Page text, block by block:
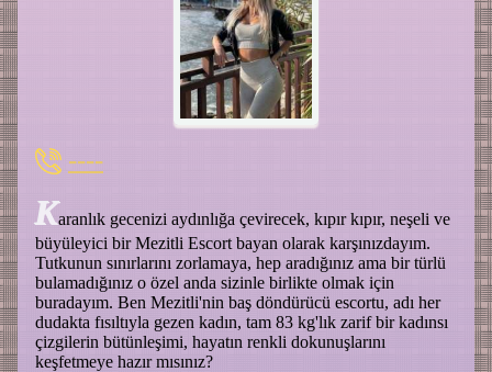
----
Karanlık gecenizi aydınlığa çevirecek, kıpır kıpır, neşeli ve
büyüleyici bir Mezitli Escort bayan olarak karşınızdayım.
Tutkunun sınırlarını zorlamaya, hep aradığınız ama bir türlü
bulamadığınız o özel anda sizinle birlikte olmak için
buradayım. Ben Mezitli'nin baş döndürücü escortu, adı her
dudakta fısıltıyla gezen kadın, tam 83 kg'lık zarif bir kadınsı
çizgilerin bütünleşimi, hayatın renkli dokunuşlarını
keşfetmeye hazır mısınız?